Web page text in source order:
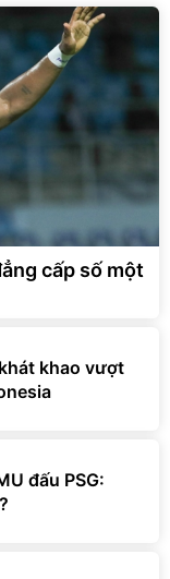
cấp số một
khao vượt
đấu PSG: